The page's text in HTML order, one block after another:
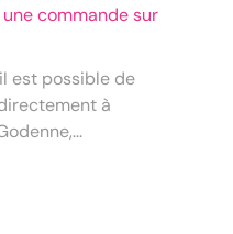
commande sur
est possible de
à